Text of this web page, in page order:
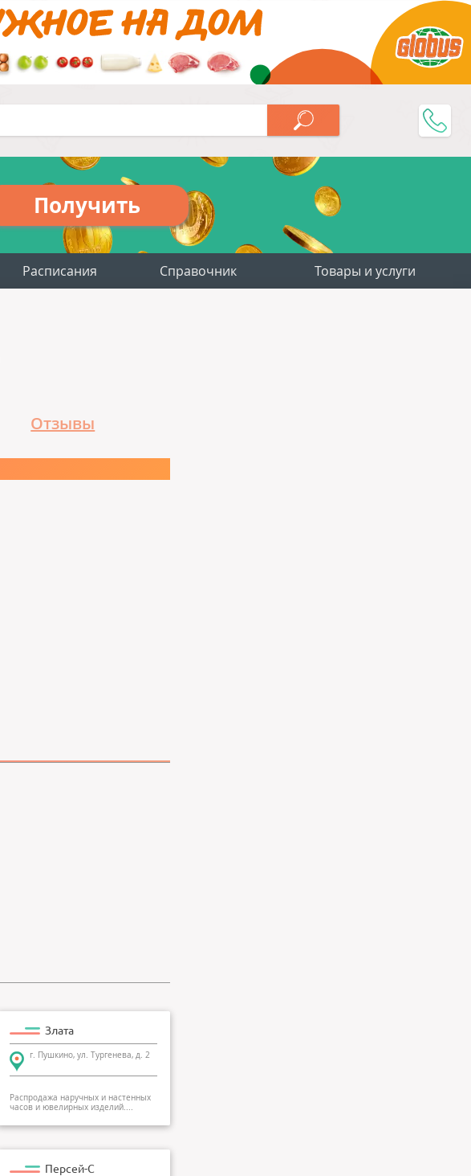
Получить
Расписания Справочник Товары и услуги
Отзывы
Злата
г. Пушкино, ул. Тургенева, д. 2
Распродажа наручных и настенных
часов и ювелирных изделий....
Персей-С